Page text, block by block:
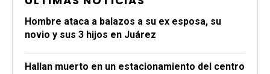
Hombre ataca a balazos a su ex esposa, su
novio y sus 3 hijos en Juárez
Hallan muerto en un estacionamiento del centro